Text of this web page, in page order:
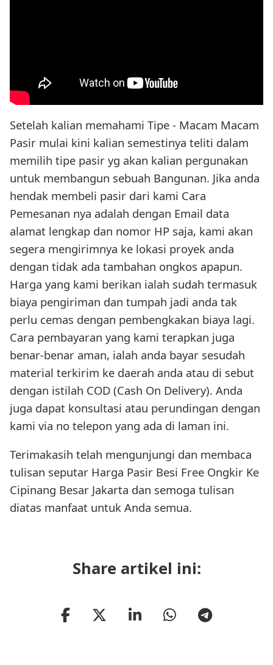
Setelah kalian memahami Tipe - Macam Macam
Pasir mulai kini kalian semestinya teliti dalam
memilih tipe pasir yg akan kalian pergunakan
untuk membangun sebuah Bangunan. Jika anda
hendak membeli pasir dari kami Cara
Pemesanan nya adalah dengan Email data
alamat lengkap dan nomor HP saja, kami akan
segera mengirimnya ke lokasi proyek anda
dengan tidak ada tambahan ongkos apapun.
Harga yang kami berikan ialah sudah termasuk
biaya pengiriman dan tumpah jadi anda tak
perlu cemas dengan pembengkakan biaya lagi.
Cara pembayaran yang kami terapkan juga
benar-benar aman, ialah anda bayar sesudah
material terkirim ke daerah anda atau di sebut
dengan istilah COD (Cash On Delivery). Anda
juga dapat konsultasi atau perundingan dengan
kami via no telepon yang ada di laman ini.
Terimakasih telah mengunjungi dan membaca
tulisan seputar Harga Pasir Besi Free Ongkir Ke
Cipinang Besar Jakarta dan semoga tulisan
diatas manfaat untuk Anda semua.
Share artikel ini: